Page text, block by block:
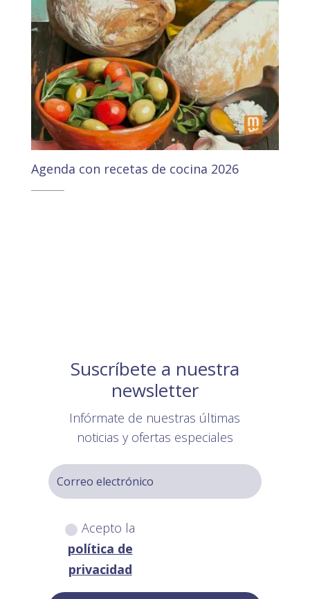
Agenda con recetas de cocina 2026
13,10€
Suscríbete a nuestra
newsletter
Infórmate de nuestras últimas
noticias y ofertas especiales
Acepto la
política de
privacidad